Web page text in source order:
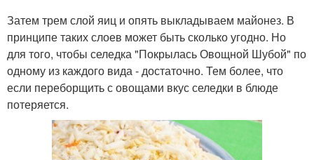
Затем трем слой яиц и опять выкладываем майонез. В
принципе таких слоев может быть сколько угодно. Но
для того, чтобы селедка "Покрылась Овощной Шубой" по
одному из каждого вида - достаточно. Тем более, что
если переборщить с овощами вкус селедки в блюде
потеряется.